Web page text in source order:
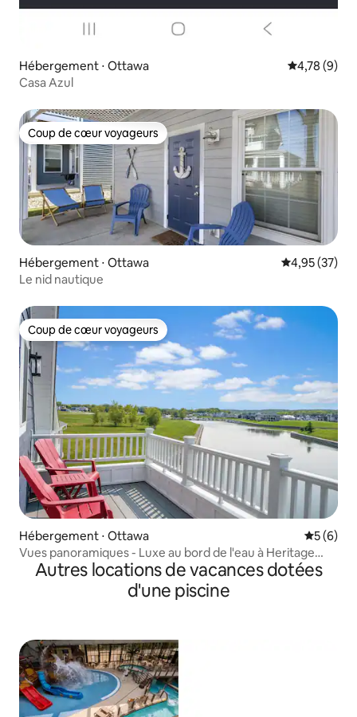
Hébergement ⋅ Ottawa Évaluation
4,78 (9)
Casa Azul
Coup de cœur voyageurs
Coup de cœur voyageurs
Hébergement ⋅ Ottawa Évaluation
4,95 (37)
Le nid nautique
Coup de cœur voyageurs
Coup de cœur voyageurs
Hébergement ⋅ Ottawa
5 (6)
Vues panoramiques - Luxe au bord de l'eau à Heritage
Harbor
Autres locations de vacances dotées
d'une piscine